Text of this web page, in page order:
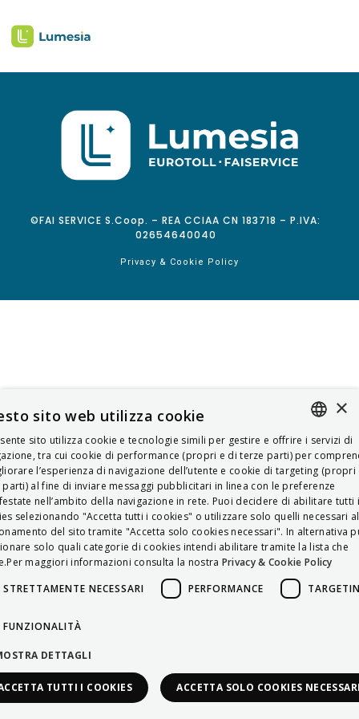
©FAI SERVICE S.Coop. – REA CCIAA CN 183718 – P.IVA:
02654640040
Privacy & Cookie Policy
ITALIAN
ENGLISH
FRENCH
HUNGARIAN
DEUTSCH
POLSKI
×
sito web utilizza cookie
sito utilizza cookie e tecnologie simili per gestire e offrire i servizi di
tra cui cookie di performance (propri e di terze parti) per
l’esperienza di navigazione dell’utente e cookie di targeting (propri
parti) al fine di inviare messaggi pubblicitari in linea con le preferenze
nell’ambito della navigazione in rete. Puoi decidere di abilitare tutti i
selezionando "Accetta tutti i cookies" o utilizzare solo quelli necessari al
del sito tramite "Accetta solo cookies necessari". In alternativa
solo quali categorie di cookies intendi abilitare tramite la lista che
maggiori informazioni consulta la nostra Privacy & Cookie Policy
STRETTAMENTE NECESSARI
PERFORMANCE
FUNZIONALITÀ
DETTAGLI
TUTTI I COOKIES ACCETTA SOLO COOKIES